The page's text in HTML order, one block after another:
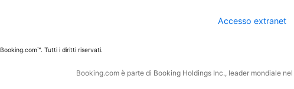
Accesso extranet
Tutti i diritti riservati.
Booking.com è parte di Booking Holdings Inc., leader mondiale